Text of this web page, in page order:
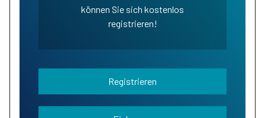
können Sie sich kostenlos
registrieren!
Registrieren